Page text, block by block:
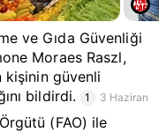
ve Gıda Güvenliği
Moraes Raszl,
kişinin güvenli
bildirdi.
1 3 Haziran
(FAO) ile